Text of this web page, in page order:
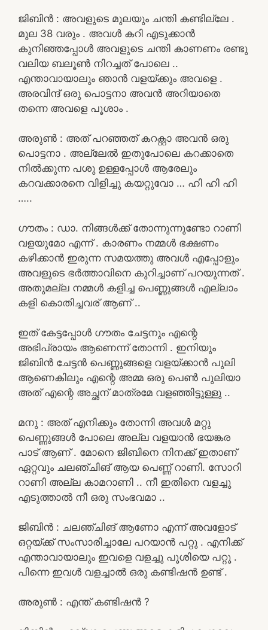
ജിബിൻ : അവളുടെ മുലയും ചന്തി കണ്ടില്ലേ .
മുല 38 വരും . അവൾ കറി എടുക്കാൻ
കുനിഞ്ഞപ്പോൾ അവളുടെ ചന്തി കാണണം രണ്ടു
വലിയ ബലൂൺ നിറച്ചത് പോലെ ..
എന്താവായാലും ഞാൻ വളയ്ക്കും അവളെ .
അരവിന്ദ് ഒരു പൊട്ടനാ അവൻ അറിയാതെ
തന്നെ അവളെ പൂശാം .
അരുൺ : അത് പറഞ്ഞത് കറക്റ്റാ അവൻ ഒരു
പൊട്ടനാ . അല്ലേൽ ഇതുപോലെ കറക്കാതെ
നിൽക്കുന്ന പശു ഉള്ളപ്പോൾ ആരേലും
കറവക്കാരനെ വിളിച്ചു കയറ്റുവോ … ഹി ഹി ഹി
…..
ഗൗതം : ഡാ. നിങ്ങൾക്ക് തോന്നുന്നുണ്ടോ റാണി
വളയുമോ എന്ന് . കാരണം നമ്മൾ ഭക്ഷണം
കഴിക്കാൻ ഇരുന്ന സമയത്തു അവൾ എപ്പോളും
അവളുടെ ഭർത്താവിനെ കുറിച്ചാണ് പറയുന്നത് .
അതുമല്ല നമ്മൾ കളിച്ച പെണ്ണുങ്ങൾ എല്ലാം
കളി കൊതിച്ചവര് ആണ് ..
ഇത് കേട്ടപ്പോൾ ഗൗതം ചേട്ടനും എന്റെ
അഭിപ്രായം ആണെന്ന് തോന്നി . ഇനിയും
ജിബിൻ ചേട്ടൻ പെണ്ണുങ്ങളെ വളയ്ക്കാൻ പുലി
ആണെകിലും എന്റെ അമ്മ ഒരു പെൺ പുലിയാ
അത് എന്റെ അച്ഛന് മാത്രമേ വളഞ്ഞിട്ടുള്ളു ..
മനു : അത് എനിക്കും തോന്നി അവൾ മറ്റു
പെണ്ണുങ്ങൾ പോലെ അല്ല വളയാൻ ഭയങ്കര
പാട് ആണ് . മോനെ ജിബിനെ നിനക്ക് ഇതാണ്
ഏറ്റവും ചലഞ്ചിങ് ആയ പെണ്ണ് റാണി. സോറി
റാണി അല്ല കാമറാണി .. നീ ഇതിനെ വളച്ചു
എടുത്താൽ നീ ഒരു സംഭവമാ ..
ജിബിൻ : ചലഞ്ചിങ് ആണോ എന്ന് അവളോട്
ഒറ്റയ്ക്ക് സംസാരിച്ചാലേ പറയാൻ പറ്റു . എനിക്ക്
എന്താവായാലും ഇവളെ വളച്ചു പൂശിയെ പറ്റൂ .
പിന്നെ ഇവൾ വളച്ചാൽ ഒരു കണ്ടിഷൻ ഉണ്ട് .
അരുൺ : എന്ത് കണ്ടിഷൻ ?